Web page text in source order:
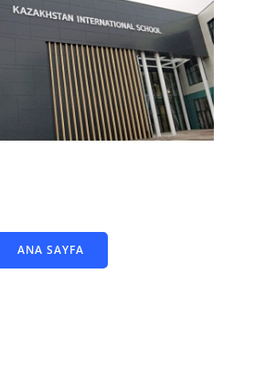
ANA SAYFA